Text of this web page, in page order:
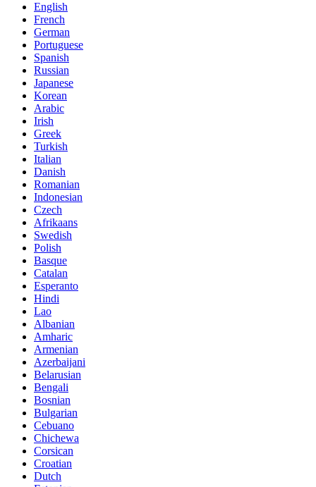
English
French
German
Portuguese
Spanish
Russian
Japanese
Korean
Arabic
Irish
Greek
Turkish
Italian
Danish
Romanian
Indonesian
Czech
Afrikaans
Swedish
Polish
Basque
Catalan
Esperanto
Hindi
Lao
Albanian
Amharic
Armenian
Azerbaijani
Belarusian
Bengali
Bosnian
Bulgarian
Cebuano
Chichewa
Corsican
Croatian
Dutch